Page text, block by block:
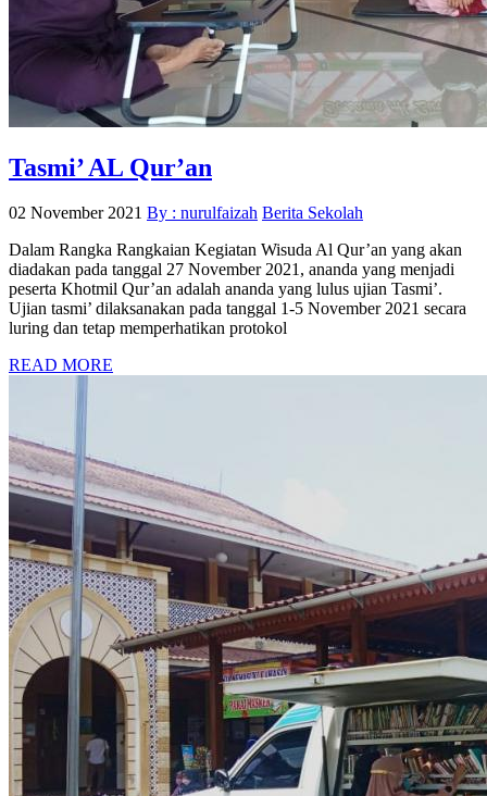
Tasmi’ AL Qur’an
02 November 2021 By : nurulfaizah Berita Sekolah
Dalam Rangka Rangkaian Kegiatan Wisuda Al Qur’an yang akan
diadakan pada tanggal 27 November 2021, ananda yang menjadi
peserta Khotmil Qur’an adalah ananda yang lulus ujian Tasmi’.
Ujian tasmi’ dilaksanakan pada tanggal 1-5 November 2021 secara
luring dan tetap memperhatikan protokol
READ MORE